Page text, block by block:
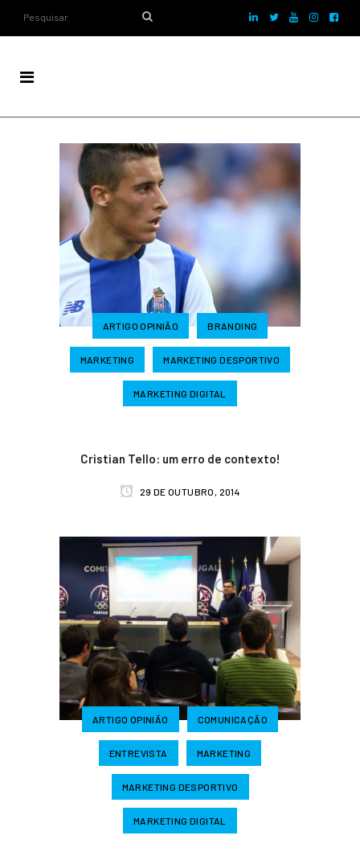
ARTIGO OPINIÃO BRANDING
MARKETING MARKETING DESPORTIVO
MARKETING DIGITAL
Cristian Tello: um erro de contexto!
29 DE OUTUBRO, 2014
ARTIGO OPINIÃO COMUNICAÇÃO
ENTREVISTA MARKETING
MARKETING DESPORTIVO
MARKETING DIGITAL